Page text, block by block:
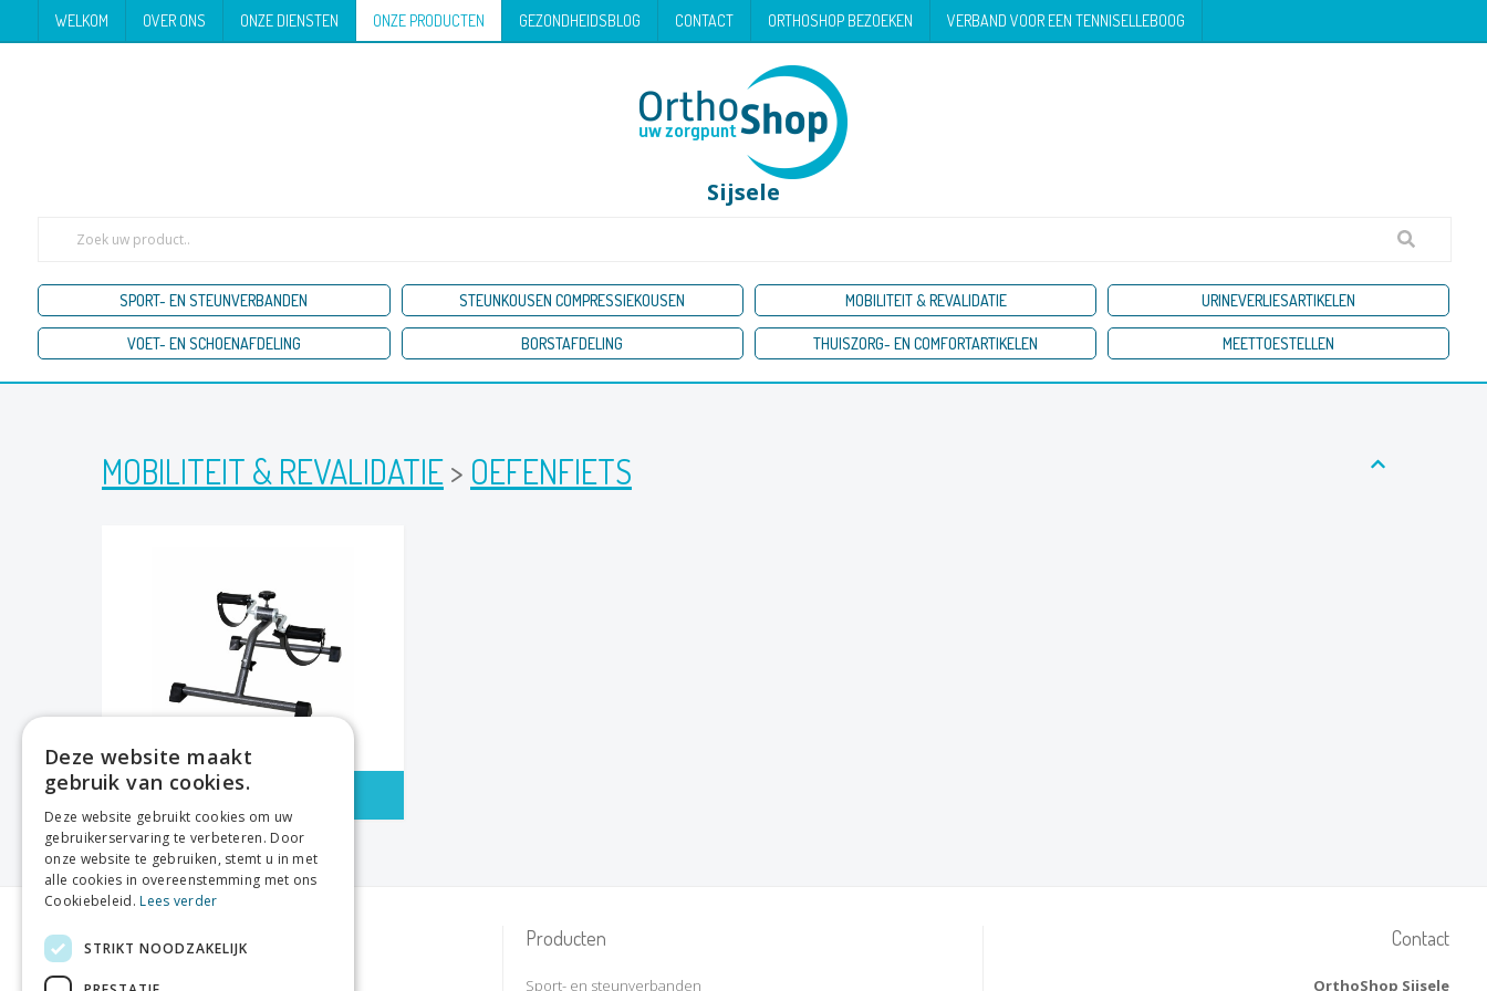
WELKOM OVER ONS ONZE DIENSTEN ONZE PRODUCTEN GEZONDHEIDSBLOG CONTACT ORTHOSHOP BEZOEKEN VERBAND VOOR EEN TENNISELLEBOOG
Sijsele
SPORT- EN STEUNVERBANDEN STEUNKOUSEN COMPRESSIEKOUSEN MOBILITEIT & REVALIDATIE URINEVERLIESARTIKELEN
VOET- EN SCHOENAFDELING BORSTAFDELING THUISZORG- EN COMFORTARTIKELEN MEETTOESTELLEN
MOBILITEIT & REVALIDATIE> OEFENFIETS
OEFENFIETS
Openingsuren
Maandag: 09u00 - 12u30 / 14u00 - 18u00
Producten
Sport- en steunverbanden
Contact
OrthoShop Sijsele
Deze website maakt
gebruik van cookies.
Deze website gebruikt cookies om uw
gebruikerservaring te verbeteren. Door
onze website te gebruiken, stemt u in met
alle cookies in overeenstemming met ons
Cookiebeleid.Lees verder
STRIKT NOODZAKELIJK